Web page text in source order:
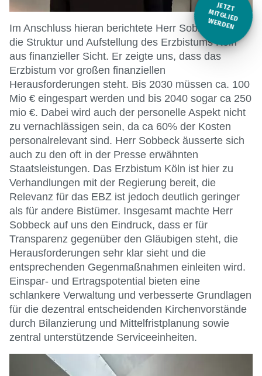
JETZT
M
ITGLIED W
ERDEN
Im Anschluss hieran berichtete Herr Sobbeck über
die Struktur und Aufstellung des Erzbistums Köln
aus finanzieller Sicht. Er zeigte uns, dass das
Erzbistum vor großen finanziellen
Herausforderungen steht. Bis 2030 müssen ca. 100
Mio € eingespart werden und bis 2040 sogar ca 250
mio €. Dabei wird auch der personelle Aspekt nicht
zu vernachlässigen sein, da ca 60% der Kosten
personalrelevant sind. Herr Sobbeck äusserte sich
auch zu den oft in der Presse erwähnten
Staatsleistungen. Das Erzbistum Köln ist hier zu
Verhandlungen mit der Regierung bereit, die
Relevanz für das EBZ ist jedoch deutlich geringer
als für andere Bistümer. Insgesamt machte Herr
Sobbeck auf uns den Eindruck, dass er für
Transparenz gegenüber den Gläubigen steht, die
Herausforderungen sehr klar sieht und die
entsprechenden Gegenmaßnahmen einleiten wird.
Einspar- und Ertragspotential bieten eine
schlankere Verwaltung und verbesserte Grundlagen
für die dezentral entscheidenden Kirchenvorstände
durch Bilanzierung und Mittelfristplanung sowie
zentral unterstützende Serviceeinheiten.